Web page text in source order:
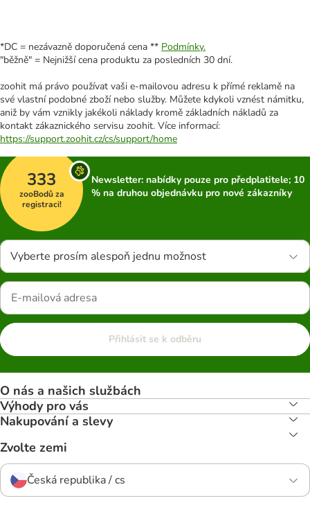
*DC = nezávazně doporučená cena ** Podmínky.
"běžně" = Nejnižší cena produktu za posledních 30 dní.
zoohit má právo používat vaši e-mailovou adresu k přímé reklamě na
své vlastní podobné zboží nebo služby. Můžete kdykoli vznést námitku,
aniž by vám vznikly jakékoli náklady kromě základních nákladů za
kontakt zákaznického servisu zoohit. Více informací:
https://support.zoohit.cz/cs/support/home
333
zooBodů za
registraci!
Newsletter: nabídky pouze pro předplatitele; 10
% na druhou objednávku pro nové zákazníky
Vyberte prosím alespoň jednu možnost
Přihlásit se k odběru
O nás a našich službách
Výhody pro vás
Nakupování a slevy
Zvolte zemi
Česká republika / cs